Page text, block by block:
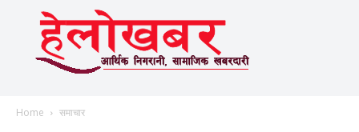
Home समाचार